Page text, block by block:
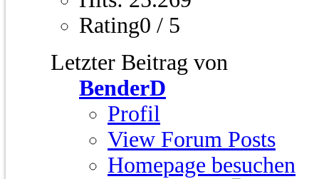
Rating0 / 5
Letzter Beitrag von
BenderD
Profil
View Forum Posts
Homepage besuchen